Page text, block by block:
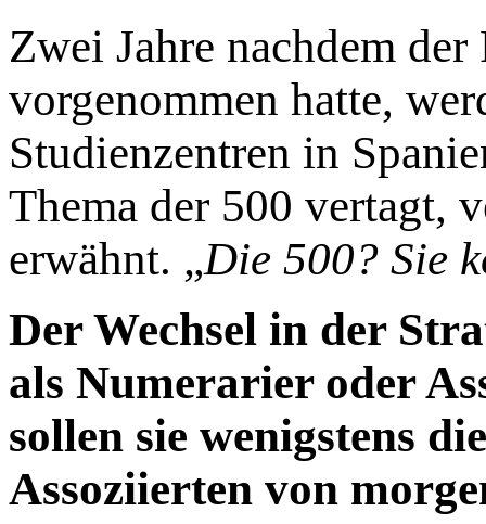
Zwei Jahre nachdem
vorgenommen hatte,
Studienzentren in
Thema der 500 vertagt,
erwähnt. „Die 500? Sie
Der Wechsel in der
als Numerarier oder
sollen sie wenigstens
Assoziierten von